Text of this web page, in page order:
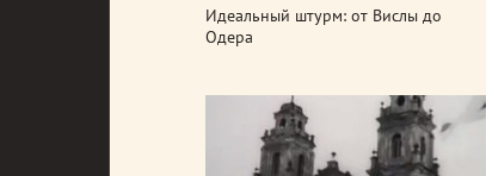
Идеальный штурм: от Вислы до
Одера